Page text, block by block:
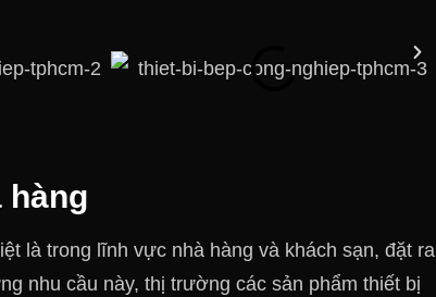
hàng
là trong lĩnh vực nhà hàng và khách sạn, đặt ra
nhu cầu này, thị trường các sản phẩm thiết bị